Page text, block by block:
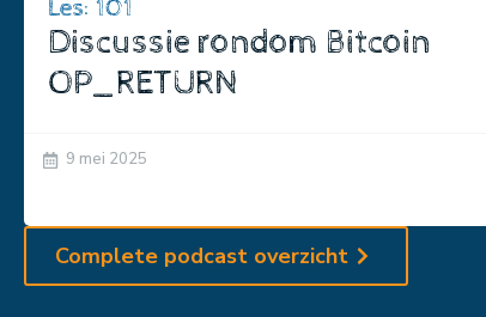
Les: 101
Discussie rondom Bitcoin
OP_RETURN
9 mei 2025
Complete podcast overzicht